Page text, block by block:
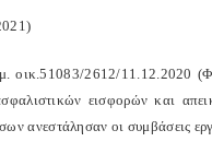
οικ.51083/2612/11.12.2020
εισφορών και
ανεστάλησαν οι συμβάσεις